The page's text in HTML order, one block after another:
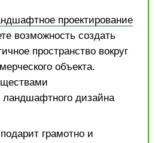
проектирование
возможность создать
пространство вокруг
объекта.
ландшафтного дизайна
грамотно и